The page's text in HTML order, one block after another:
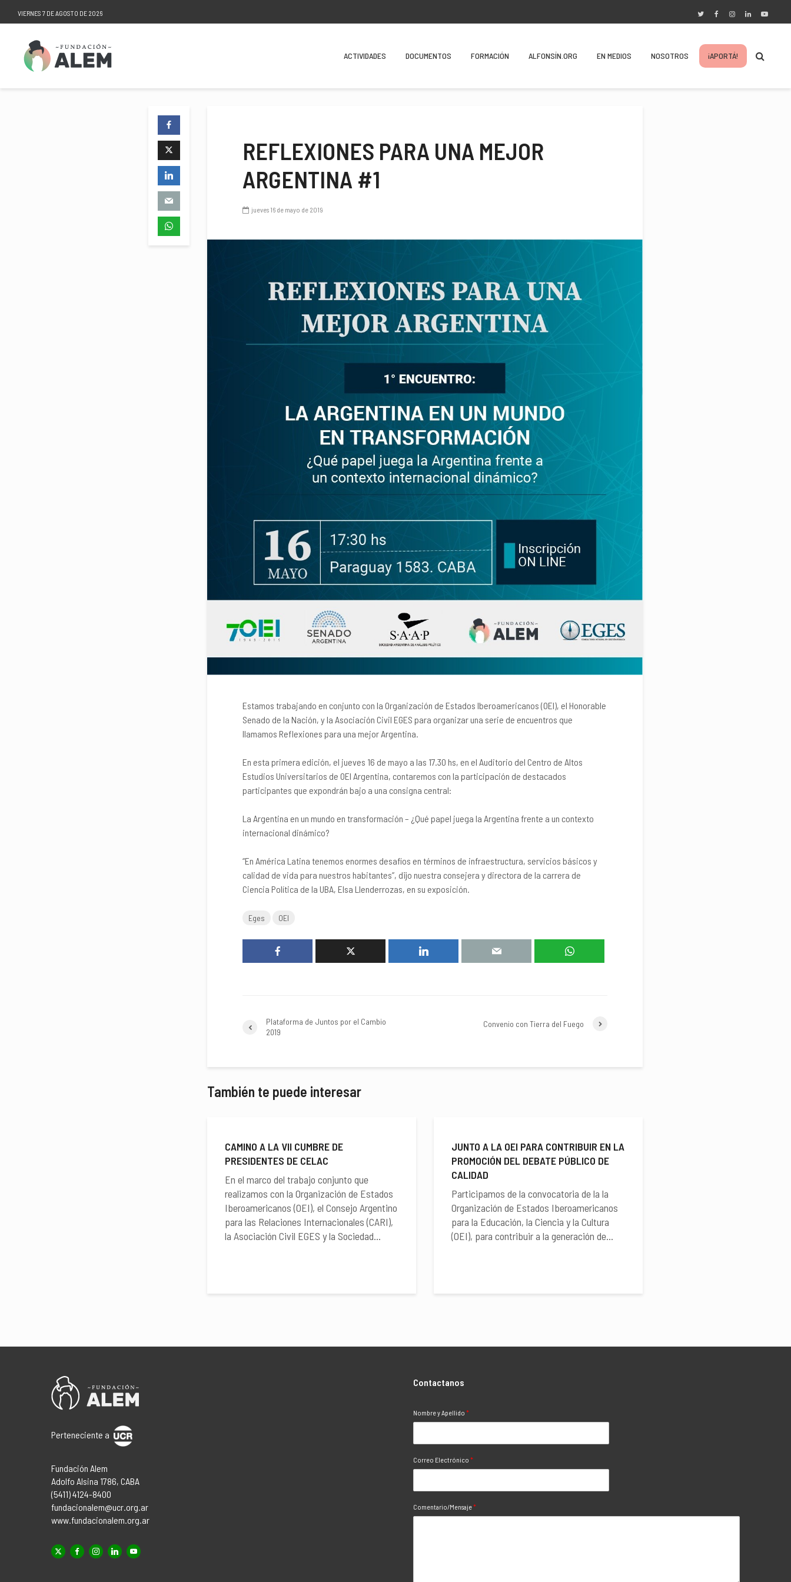
VIERNES 7 DE AGOSTO DE 2026
ACTIVIDADES DOCUMENTOS FORMACIÓN ALFONSÍN.ORG EN MEDIOS NOSOTROS ¡APORTÁ!
REFLEXIONES PARA UNA MEJOR
ARGENTINA #1
jueves 16 de mayo de 2019
Estamos trabajando en conjunto con la Organización de Estados Iberoamericanos (OEI), el Honorable
Senado de la Nación, y la Asociación Civil EGES para organizar una serie de encuentros que
llamamos Reflexiones para una mejor Argentina.
En esta primera edición, el jueves 16 de mayo a las 17.30 hs, en el Auditorio del Centro de Altos
Estudios Universitarios de OEI Argentina, contaremos con la participación de destacados
participantes que expondrán bajo a una consigna central:
La Argentina en un mundo en transformación – ¿Qué papel juega la Argentina frente a un contexto
internacional dinámico?
“En América Latina tenemos enormes desafíos en términos de infraestructura, servicios básicos y
calidad de vida para nuestros habitantes”, dijo nuestra consejera y directora de la carrera de
Ciencia Política de la UBA, Elsa Llenderrozas, en su exposición.
Eges OEI
Plataforma de Juntos por el Cambio
2019
Convenio con Tierra del Fuego
También te puede interesar
CAMINO A LA VII CUMBRE DE
PRESIDENTES DE CELAC
En el marco del trabajo conjunto que
realizamos con la Organización de Estados
Iberoamericanos (OEI), el Consejo Argentino
para las Relaciones Internacionales (CARI),
la Asociación Civil EGES y la Sociedad...
JUNTO A LA OEI PARA CONTRIBUIR EN LA
PROMOCIÓN DEL DEBATE PÚBLICO DE
CALIDAD
Participamos de la convocatoria de la la
Organización de Estados Iberoamericanos
para la Educación, la Ciencia y la Cultura
(OEI), para contribuir a la generación de...
Perteneciente a
Fundación Alem
Adolfo Alsina 1786, CABA
(5411) 4124-8400
fundacionalem@ucr.org.ar
www.fundacionalem.org.ar
Contactanos
Nombre y Apellido *
Correo Electrónico *
Comentario/Mensaje*